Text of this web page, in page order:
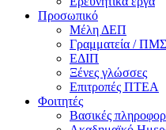
Προσωπικό
Μέλη ΔΕΠ
Γραμματεία /
ΕΔΙΠ
Ξένες γλώσσες
Επιτροπές ΠΤΕΑ
Φοιτητές
Βασικές